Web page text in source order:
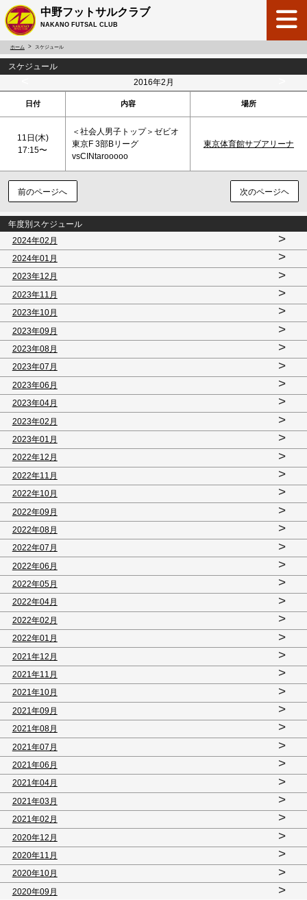
中野フットサルクラブ
NAKANO FUTSAL CLUB
ホーム スケジュール
スケジュール
2016年2月
日付 内容 場所
11日(木)
17:15〜
＜社会人男子トップ＞ゼビオ
東京F 3部Bリーグ
vsCINtarooooo
東京体育館サブアリーナ
前のページへ 次のページヘ
年度別スケジュール
2024年02月
>
2024年01月 >
2023年12月 >
2023年11月 >
2023年10月 >
2023年09月 >
2023年08月 >
2023年07月 >
2023年06月 >
2023年04月 >
2023年02月 >
2023年01月 >
2022年12月 >
2022年11月 >
2022年10月 >
2022年09月 >
2022年08月 >
2022年07月 >
2022年06月 >
2022年05月 >
2022年04月 >
2022年02月 >
2022年01月 >
2021年12月 >
2021年11月 >
2021年10月 >
2021年09月 >
2021年08月 >
2021年07月 >
2021年06月 >
2021年04月 >
2021年03月 >
2021年02月 >
2020年12月 >
2020年11月 >
2020年10月 >
2020年09月 >